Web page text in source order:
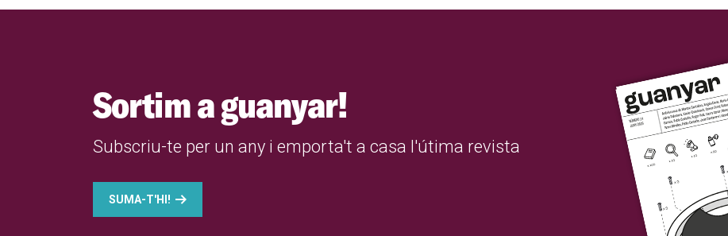
Sortim a guanyar!
Subscriu-te per un any i emporta't a casa l'útima revista
SUMA-T'HI!